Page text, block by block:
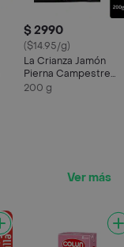
$ 2990
($14.95/g)
La Crianza Jamón
Pierna Campestre
Ahumado
200 g
Ver más